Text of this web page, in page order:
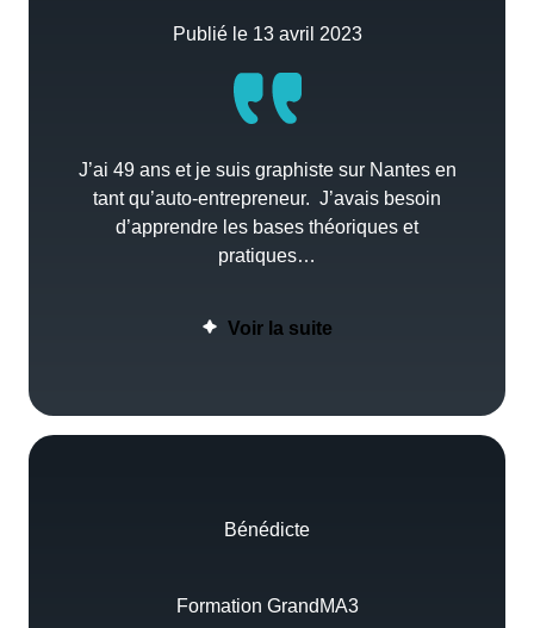
Publié le 13 avril 2023
J’ai 49 ans et je suis graphiste sur Nantes en
tant qu’auto-entrepreneur. J’avais besoin
d’apprendre les bases théoriques et
pratiques…
Voir la suite
Bénédicte
Formation GrandMA3